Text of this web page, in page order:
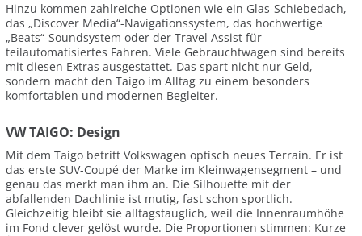
Hinzu kommen zahlreiche Optionen wie ein Glas-Schiebedach,
das „Discover Media“-Navigationssystem, das hochwertige
„Beats“-Soundsystem oder der Travel Assist für
teilautomatisiertes Fahren. Viele Gebrauchtwagen sind bereits
mit diesen Extras ausgestattet. Das spart nicht nur Geld,
sondern macht den Taigo im Alltag zu einem besonders
komfortablen und modernen Begleiter.
VW TAIGO: Design
Mit dem Taigo betritt Volkswagen optisch neues Terrain. Er ist
das erste SUV-Coupé der Marke im Kleinwagensegment – und
genau das merkt man ihm an. Die Silhouette mit der
abfallenden Dachlinie ist mutig, fast schon sportlich.
Gleichzeitig bleibt sie alltagstauglich, weil die Innenraumhöhe
im Fond clever gelöst wurde. Die Proportionen stimmen: Kurze